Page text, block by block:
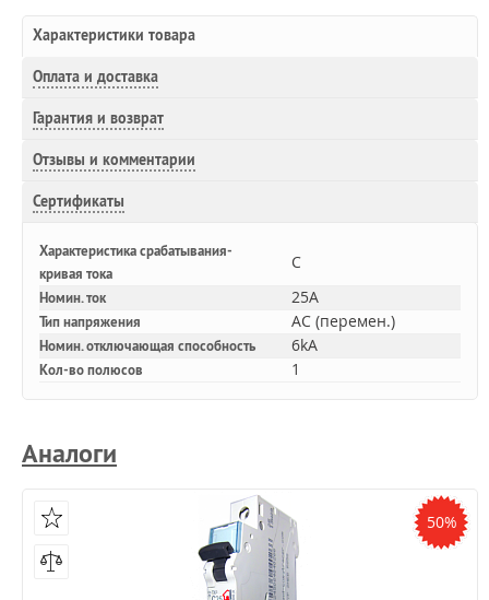
Характеристики товара
Оплата и доставка
Гарантия и возврат
Отзывы и комментарии
Сертификаты
Характеристика срабатывания-
кривая тока
C
Номин. ток 25A
Тип напряжения AC (перемен.)
Номин. отключающая способность 6kA
Кол-во полюсов 1
Аналоги
50%